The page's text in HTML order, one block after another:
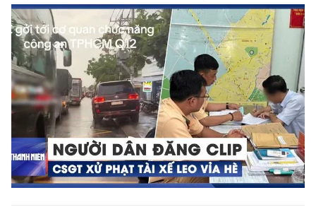
Đọc Thanh Niên trên điện thoại
Theo dõi báo trên
Hotline
0906 645 777
Liên hệ quảng cáo
0908 780 404
Đặt báo Quảng cáo RSS Tòa soạn Chính sách bảo